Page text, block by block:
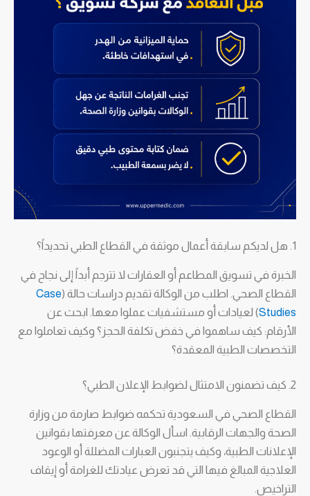
1. هل لديكم سابقة أعمال موثقة في القطاع الطبي تحديداً؟
الخبرة في تسويق المطاعم أو العقارات لا تترجم أبداً إلى نجاح في
القطاع الصحي. اطلب من الوكالة تقديم دراسات حالة (Case
Studies) لعيادات أو مستشفيات عملوا معها. ابحث عن
الأرقام: كيف ساهموا في خفض تكلفة الحجز؟ وكيف تعاملوا مع
التخصصات الطبية المعقدة؟
2. كيف تضمنون الامتثال لضوابط الإعلان الطبي؟
القطاع الصحي في السعودية تحكمه ضوابط صارمة من وزارة
الصحة والجهات الرقابية. اسأل الوكالة عن معرفتها بقوانين
الإعلانات الطبية، وكيف يتجنبون العبارات المضللة أو الوعود
العلاجية المبالغ فيها التي قد تعرض عيادتك للغرامة أو إيقاف
التراخيص.